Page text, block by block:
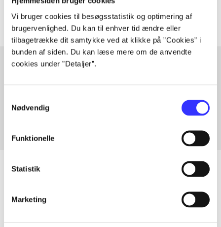
Vi bruger cookies til besøgsstatistik og optimering af
brugervenlighed. Du kan til enhver tid ændre eller
tilbagetrække dit samtykke ved at klikke på ”Cookies” i
bunden af siden. Du kan læse mere om de anvendte
cookies under ”Detaljer”.
Nødvendig
Funktionelle
Statistik
Marketing
Artikler